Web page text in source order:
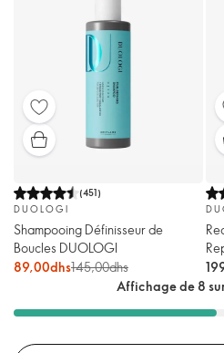
(451)
DUOLOGI
Shampooing Définisseur de
Boucles DUOLOGI
89,00dhs145,00dhs
Affichage de 8